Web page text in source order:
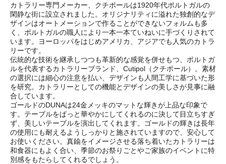
カトラリー専門メーカー、クチポールは1920年代ポルトガルの
閑静な街に設立されました。オリジナリティに溢れた独創的なデ
ザインはオートメーションで作ることができないフォルムも多
く、ポルトガルの職人により一本一本ていねいに手づくりされて
います。ヨーロッパをはじめアメリカ、アジアでも人気のカトラ
リーです。
伝統的な技術を継承しつつも革新的な感覚を併せもつ、ポルトガ
ルを代表するカトラリーブランド、Cutipol（クチポール）。素材
の選択には細心の注意を払い、デザインも人間工学に基づいた形
を研究。カトラリーとしての機能とデザインの美しさが見事に融
合しています。
ゴールドのDUNAは24金メッキのマットな輝きが上品な印象で
す。テーブルをぱっと華やかにしてくれるのに決して目立ちすぎ
ず、美しいテーブルを演出してくれます。ゴールドの輝きは長年
の使用にも耐えるようしっかりと施されていますので、安心して
お使いください。真鍮をイメージさせる落ち着いたカトラリーは
和食器にもよく合い、季節のお祭りごとやご家族のイベントに特
別感をもたらしてくれるでしょう。